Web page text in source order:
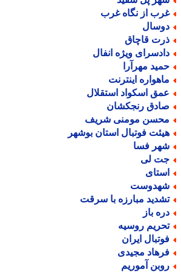
از نگاه غرب
قاچاق
ویژه انفال
مهرآرا
اینترنت
اسکواد استقلال
رنجکشان
مومنی شریف
فوتبال استان بوشهر
فسا
لی
مبارزه با سرقت
باز
روسیه
ایران
مجیدی
آموریم